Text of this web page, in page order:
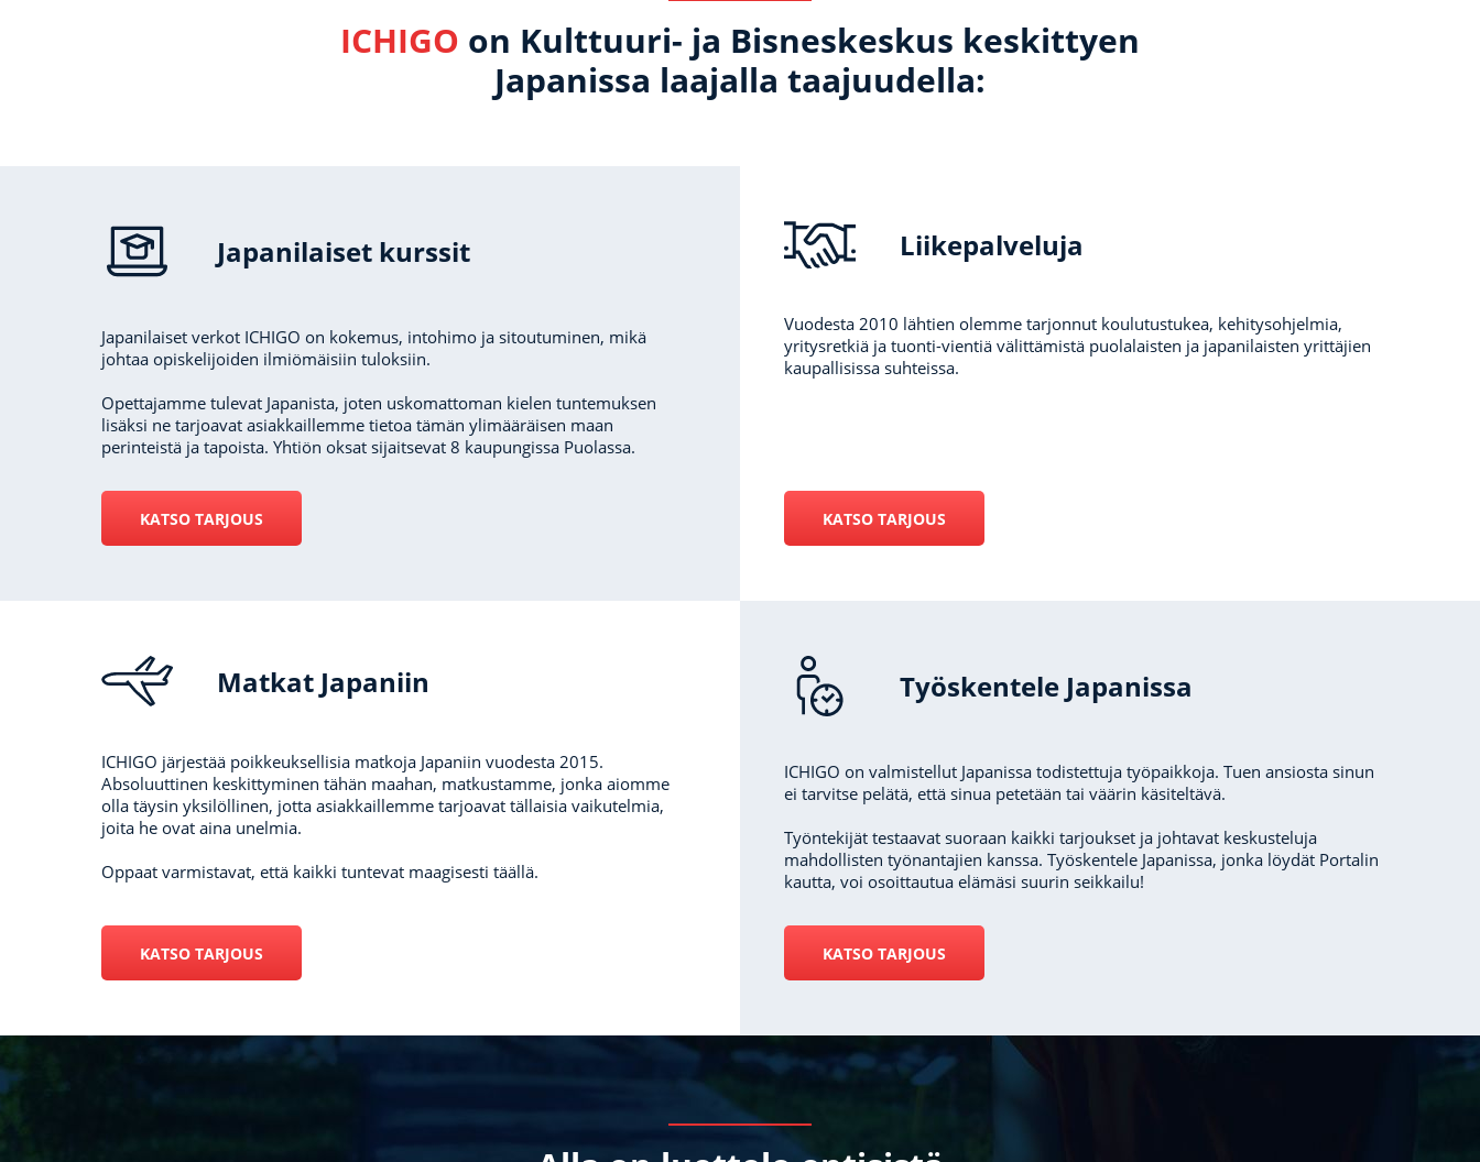
ICHIGO on Kulttuuri- ja Bisneskeskus keskittyen
Japanissa laajalla taajuudella:
Japanilaiset kurssit
Japanilaiset verkot ICHIGO on kokemus, intohimo ja sitoutuminen, mikä
johtaa opiskelijoiden ilmiömäisiin tuloksiin.
Opettajamme tulevat Japanista, joten uskomattoman kielen tuntemuksen
lisäksi ne tarjoavat asiakkaillemme tietoa tämän ylimääräisen maan
perinteistä ja tapoista. Yhtiön oksat sijaitsevat 8 kaupungissa Puolassa.
KATSO TARJOUS
Liikepalveluja
Vuodesta 2010 lähtien olemme tarjonnut koulutustukea, kehitysohjelmia,
yritysretkiä ja tuonti-vientiä välittämistä puolalaisten ja japanilaisten yrittäjien
kaupallisissa suhteissa.
KATSO TARJOUS
Matkat Japaniin
ICHIGO järjestää poikkeuksellisia matkoja Japaniin vuodesta 2015.
Absoluuttinen keskittyminen tähän maahan, matkustamme, jonka aiomme
olla täysin yksilöllinen, jotta asiakkaillemme tarjoavat tällaisia ​​vaikutelmia,
joita he ovat aina unelmia.
Oppaat varmistavat, että kaikki tuntevat maagisesti täällä.
KATSO TARJOUS
Työskentele Japanissa
ICHIGO on valmistellut Japanissa todistettuja työpaikkoja. Tuen ansiosta sinun
ei tarvitse pelätä, että sinua petetään tai väärin käsiteltävä.
Työntekijät testaavat suoraan kaikki tarjoukset ja johtavat keskusteluja
mahdollisten työnantajien kanssa. Työskentele Japanissa, jonka löydät Portalin
kautta, voi osoittautua elämäsi suurin seikkailu!
KATSO TARJOUS